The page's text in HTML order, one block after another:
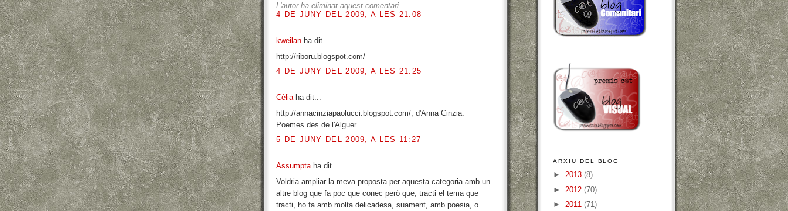
L'autor ha eliminat aquest comentari.
4 DE JUNY DEL 2009, A LES 21:08
kweilan ha dit...
http://riboru.blogspot.com/
4 DE JUNY DEL 2009, A LES 21:25
Cèliaha dit...
http://annacinziapaolucci.blogspot.com/, d'Anna Cinzia:
Poemes des de l'Alguer.
5 DE JUNY DEL 2009, A LES 11:27
Assumptaha dit...
Voldria ampliar la meva proposta per aquesta categoria amb un
altre blog que fa poc que conec però que, tracti el tema que
tracti, ho fa amb molta delicadesa, suament, amb poesia, o
ARXIU DEL BLOG
► 2013 (8)
► 2012 (70)
► 2011 (71)